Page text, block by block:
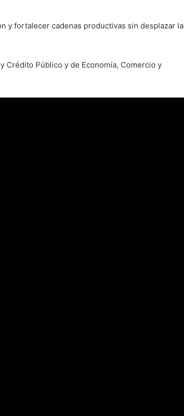
y fortalecer cadenas productivas sin desplazar la
Crédito Público y de Economía, Comercio y